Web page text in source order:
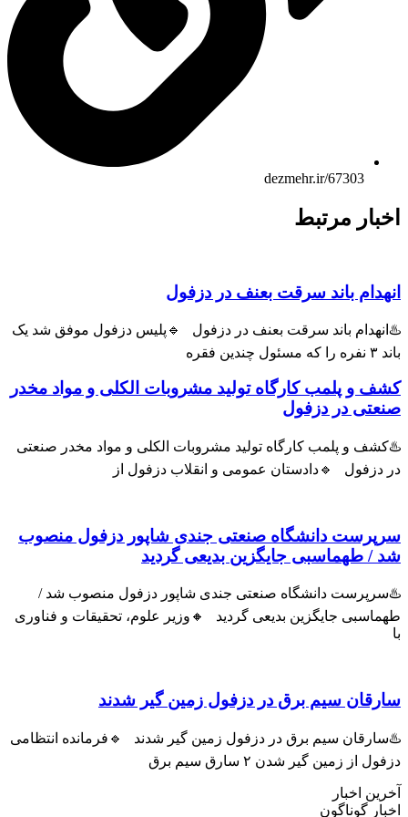
dezmehr.ir/67303
مرتبط
باند سرقت بعنف در دزفول
باند سرقت بعنف در دزفول 🔹پلیس دزفول موفق شد یک
و پلمب کارگاه تولید مشروبات الکلی و مواد مخدر
در دزفول
و پلمب کارگاه تولید مشروبات الکلی و مواد مخدر صنعتی
🔹دادستان عمومی و انقلاب دزفول از
دانشگاه صنعتی جندی شاپور دزفول منصوب
طهماسبی جایگزین بدیعی گردید
دانشگاه صنعتی جندی شاپور دزفول منصوب شد /
جایگزین بدیعی گردید 🔸وزیر علوم، تحقیقات و فناوری
سیم برق در دزفول زمین گیر شدند
سیم برق در دزفول زمین گیر شدند 🔹فرمانده انتظامی
زمین گیر شدن ۲ سارق سیم برق
اخبار
گوناگون